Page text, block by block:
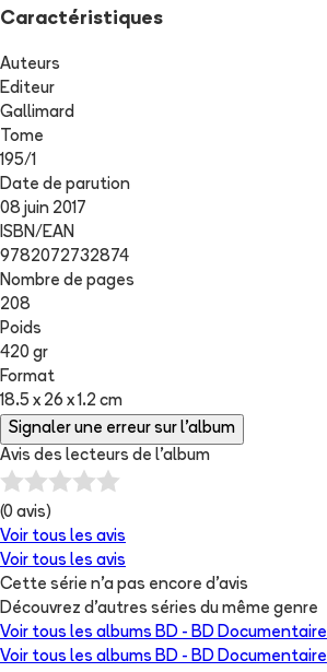
Caractéristiques
Auteurs
Editeur
Gallimard
Tome
195/1
Date de parution
08 juin 2017
ISBN/EAN
9782072732874
Nombre de pages
208
Poids
420 gr
Format
18.5 x 26 x 1.2 cm
Signaler une erreur sur l'album
Avis des lecteurs de l'album
(0 avis)
Voir tous les avis
Voir tous les avis
Cette série n'a pas encore d'avis
Découvrez d'autres séries du même genre
Voir tous les albums BD - BD Documentaire
Voir tous les albums BD - BD Documentaire